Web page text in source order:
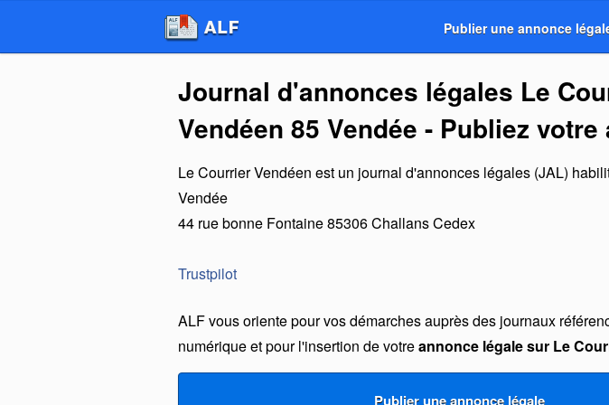
Publier une annonce
Journal d'annonces légales Le
Vendéen 85 Vendée - Publiez votre
Le Courrier Vendéen est un journal d'annonces légales (JAL)
Vendée
44 rue bonne Fontaine85306Challans Cedex
Trustpilot
ALF vous oriente pour vos démarches auprès des journaux
numérique et pour l'insertion de votreannonce légale sur Le